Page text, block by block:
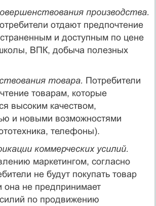
производства.
отдают предпочтение
и доступным по цене
ВПК, добыча полезных
товара. Потребители
товарам, которые
высоким качеством,
и новыми возможностями
телефоны).
коммерческих усилий.
маркетингом, согласно
не будут покупать товар
она не предпринимает
по продвижению